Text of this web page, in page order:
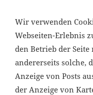
NAVIGATION ÖFFNEN
Wir verwenden
Webseiten-Erlebnis
den Betrieb der Seite
andererseits solche,
Anzeige von Posts
der Anzeige von